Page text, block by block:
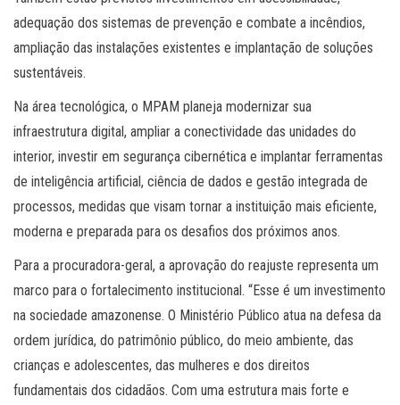
adequação dos sistemas de prevenção e combate a incêndios,
ampliação das instalações existentes e implantação de soluções
sustentáveis.
Na área tecnológica, o MPAM planeja modernizar sua
infraestrutura digital, ampliar a conectividade das unidades do
interior, investir em segurança cibernética e implantar ferramentas
de inteligência artificial, ciência de dados e gestão integrada de
processos, medidas que visam tornar a instituição mais eficiente,
moderna e preparada para os desafios dos próximos anos.
Para a procuradora-geral, a aprovação do reajuste representa um
marco para o fortalecimento institucional. “Esse é um investimento
na sociedade amazonense. O Ministério Público atua na defesa da
ordem jurídica, do patrimônio público, do meio ambiente, das
crianças e adolescentes, das mulheres e dos direitos
fundamentais dos cidadãos. Com uma estrutura mais forte e